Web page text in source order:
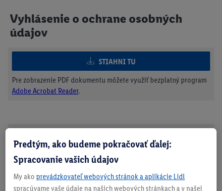
Vyhlásenie o ochrane osobných
údajov
STIAHNI TU
Pre zobrazenie PDF dokumentu môžete využiť bezplatný program
Adobe Acrobat Reader.
Predtým, ako budeme pokračovať ďalej:
Spracovanie vašich údajov
My ako prevádzkovateľ webových stránok a aplikácie Lidl
spracúvame vaše údaje na našich webových stránkach a v našej